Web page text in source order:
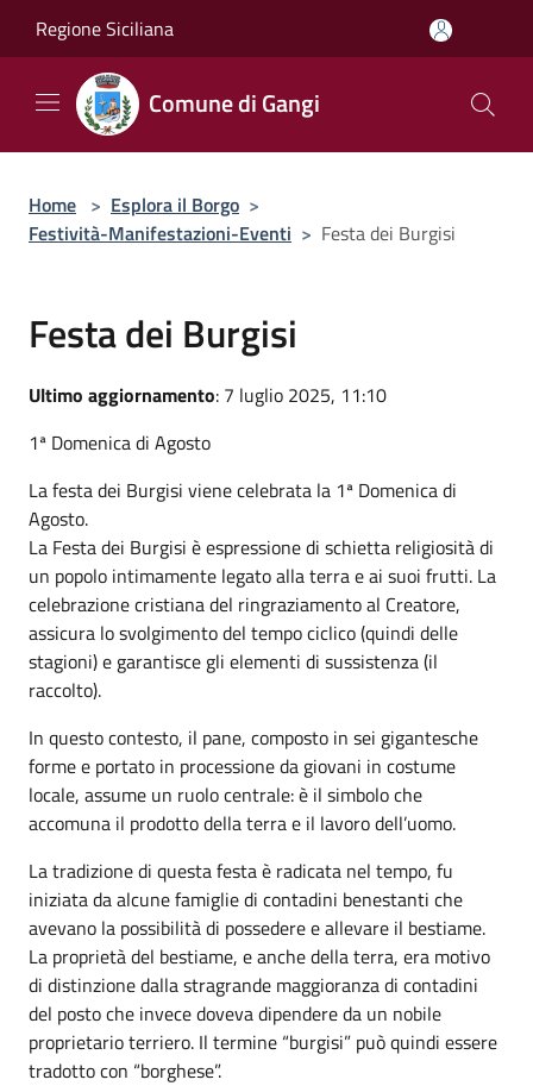
Regione Siciliana
Comune di Gangi
Home > Esplora il Borgo >
Festività-Manifestazioni-Eventi > Festa dei Burgisi
Festa dei Burgisi
Ultimo aggiornamento: 7 luglio 2025, 11:10
1ª Domenica di Agosto
La festa dei Burgisi viene celebrata la 1ª Domenica di
Agosto.
La Festa dei Burgisi è espressione di schietta religiosità di
un popolo intimamente legato alla terra e ai suoi frutti. La
celebrazione cristiana del ringraziamento al Creatore,
assicura lo svolgimento del tempo ciclico (quindi delle
stagioni) e garantisce gli elementi di sussistenza (il
raccolto).
In questo contesto, il pane, composto in sei gigantesche
forme e portato in processione da giovani in costume
locale, assume un ruolo centrale: è il simbolo che
accomuna il prodotto della terra e il lavoro dell’uomo.
La tradizione di questa festa è radicata nel tempo, fu
iniziata da alcune famiglie di contadini benestanti che
avevano la possibilità di possedere e allevare il bestiame.
La proprietà del bestiame, e anche della terra, era motivo
di distinzione dalla stragrande maggioranza di contadini
del posto che invece doveva dipendere da un nobile
proprietario terriero. Il termine “burgisi” può quindi essere
tradotto con “borghese”.